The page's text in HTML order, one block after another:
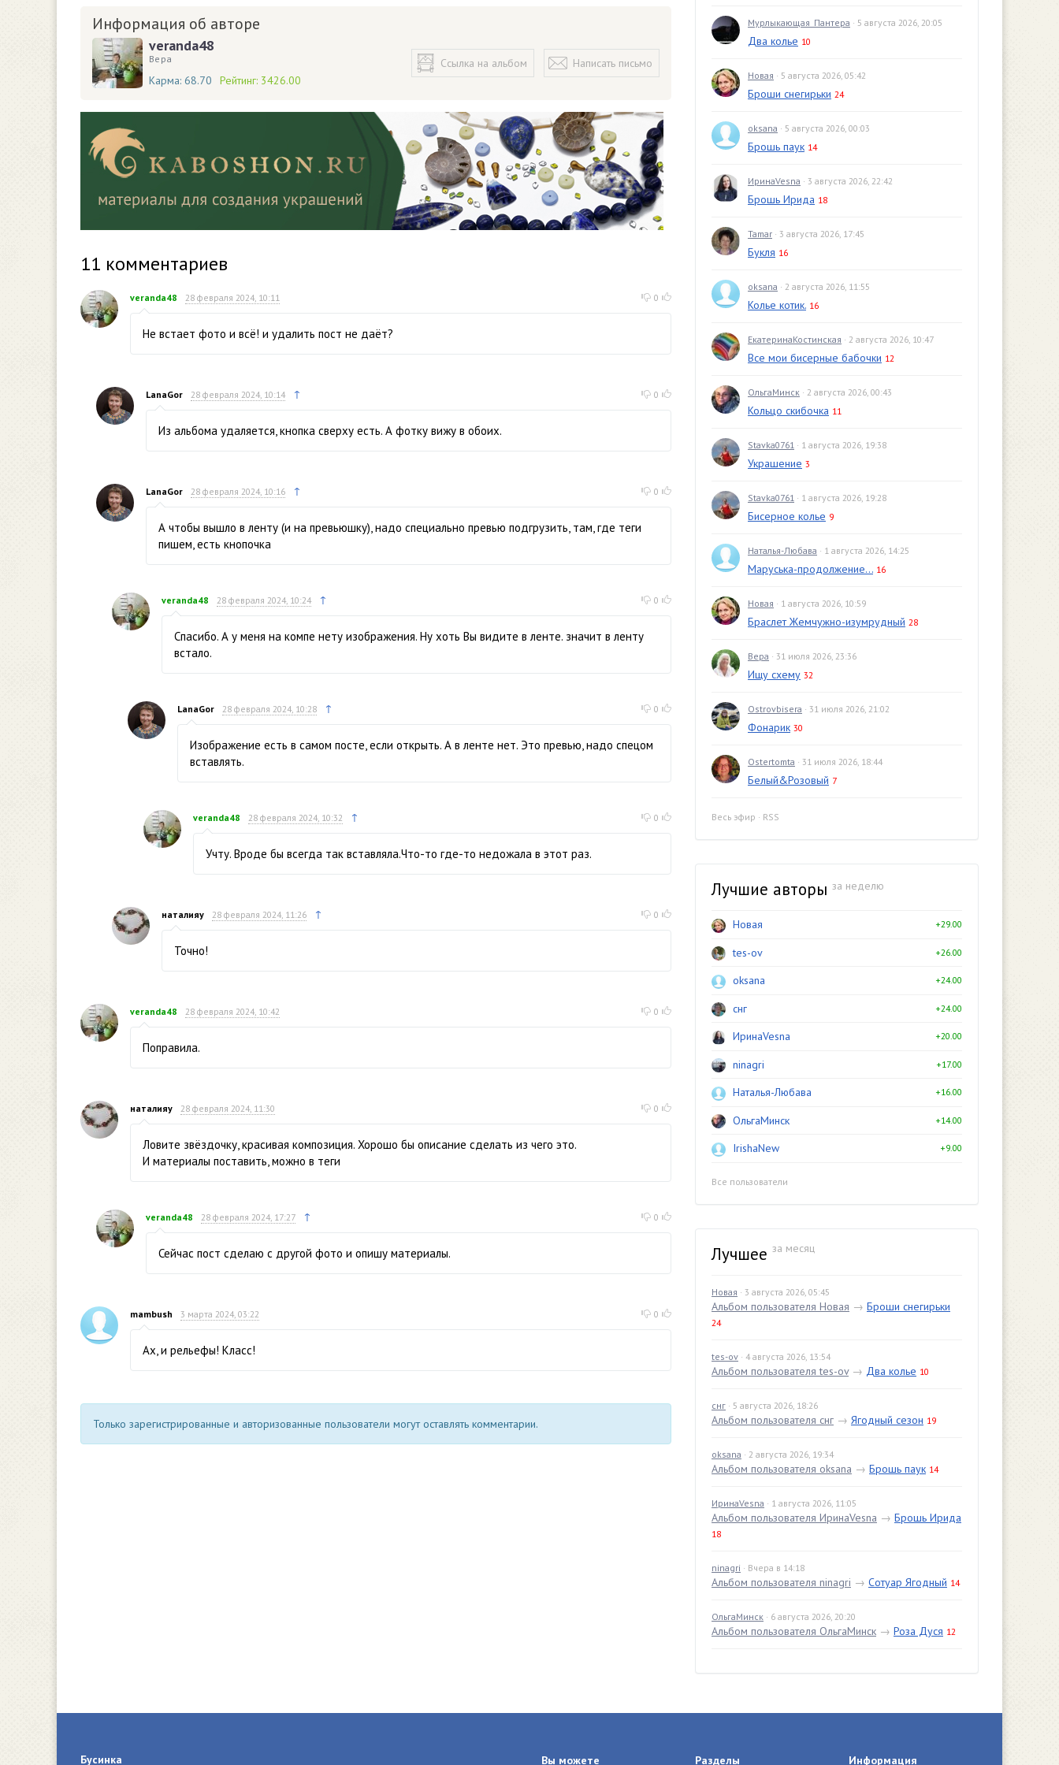
Информация об авторе
veranda48
Вера
Карма: 68.70 Рейтинг: 3426.00
Ссылка на альбом Написать письмо
11 комментариев
veranda48 28 февраля 2024, 10:11 0
Не встает фото и всё! и удалить пост не даёт?
LanaGor 28 февраля 2024, 10:14 ↑ 0
Из альбома удаляется, кнопка сверху есть. А фотку вижу в обоих.
LanaGor 28 февраля 2024, 10:16 ↑ 0
А чтобы вышло в ленту (и на превьюшку), надо специально превью подгрузить, там, где теги
пишем, есть кнопочка
veranda48 28 февраля 2024, 10:24 ↑ 0
Спасибо. А у меня на компе нету изображения. Ну хоть Вы видите в ленте. значит в ленту
встало.
LanaGor 28 февраля 2024, 10:28 ↑ 0
Изображение есть в самом посте, если открыть. А в ленте нет. Это превью, надо спецом
вставлять.
veranda48 28 февраля 2024, 10:32 ↑ 0
Учту. Вроде бы всегда так вставляла.Что-то где-то недожала в этот раз.
наталияу 28 февраля 2024, 11:26 ↑ 0
Точно!
veranda48 28 февраля 2024, 10:42 0
Поправила.
наталияу 28 февраля 2024, 11:30 0
Ловите звёздочку, красивая композиция. Хорошо бы описание сделать из чего это.
И материалы поставить, можно в теги
veranda48 28 февраля 2024, 17:27 ↑ 0
Сейчас пост сделаю с другой фото и опишу материалы.
mambush 3 марта 2024, 03:22 0
Ах, и рельефы! Класс!
Только зарегистрированные и авторизованные пользователи могут оставлять комментарии.
Мурлыкающая_Пантера · 5 августа 2026, 20:05
Два колье 10
Новая · 5 августа 2026, 05:42
Броши снегирьки 24
oksana · 5 августа 2026, 00:03
Брошь паук 14
ИринаVesna · 3 августа 2026, 22:42
Брошь Ирида 18
Tamar · 3 августа 2026, 17:45
Букля 16
oksana · 2 августа 2026, 11:55
Колье котик. 16
ЕкатеринаКостинская · 2 августа 2026, 10:47
Все мои бисерные бабочки 12
ОльгаМинск · 2 августа 2026, 00:43
Кольцо скибочка 11
Stavka0761 · 1 августа 2026, 19:38
Украшение 3
Stavka0761 · 1 августа 2026, 19:28
Бисерное колье 9
Наталья-Любава · 1 августа 2026, 14:25
Маруська-продолжение... 16
Новая · 1 августа 2026, 10:59
Браслет Жемчужно-изумрудный 28
Вера · 31 июля 2026, 23:36
Ищу схему 32
Ostrovbisera · 31 июля 2026, 21:02
Фонарик 30
Ostertomta · 31 июля 2026, 18:44
Белый&Розовый 7
Весь эфир · RSS
Лучшие авторы за неделю
Новая +29.00
tes-ov +26.00
oksana +24.00
снг +24.00
ИринаVesna +20.00
ninagri +17.00
Наталья-Любава +16.00
ОльгаМинск +14.00
IrishaNew +9.00
Все пользователи
Лучшее за месяц
Новая · 3 августа 2026, 05:45
Альбом пользователя Новая → Броши снегирьки
24
tes-ov · 4 августа 2026, 13:54
Альбом пользователя tes-ov→ Два колье 10
снг · 5 августа 2026, 18:26
Альбом пользователя снг → Ягодный сезон 19
oksana · 2 августа 2026, 19:34
Альбом пользователя oksana → Брошь паук 14
ИринаVesna · 1 августа 2026, 11:05
Альбом пользователя ИринаVesna → Брошь Ирида
18
ninagri · Вчера в 14:18
Альбом пользователя ninagri → Сотуар Ягодный 14
ОльгаМинск · 6 августа 2026, 20:20
Альбом пользователя ОльгаМинск → Роза Дуся 12
Бусинка Вы можете Разделы Информация